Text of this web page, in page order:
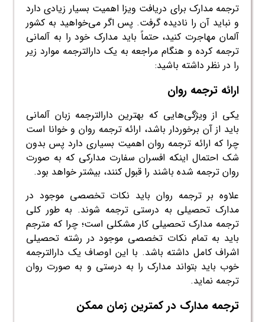
ترجمه مدارک برای دریافت ویزا اهمیت بسیار زیادی دارد
و نباید آن را نادیده گرفت. پس اگر می‌خواهید به کشور
آلمان مهاجرت کنید، حتماً باید مدارک خود را به آلمانی
ترجمه کرده و هنگام مراجعه به یک دارالترجمه موارد زیر
را در نظر داشته باشید:
ارائه ترجمه روان
یکی از ویژگی‌هایی که بهترین دارالترجمه زبان آلمانی
باید از آن برخوردار باشد، ارائه ترجمه روان و خوانا است
چرا که ارائه ترجمه روان اهمیت بسیاری دارد پس بدون
شک احتمال اینکه افسران سفارت مدارکی که به صورت
روان ترجمه شده باشند را قبول کنند، بیشتر خواهد بود.
علاوه بر ترجمه روان باید نکات تخصصی موجود در
مدارک تحصیلی به درستی ترجمه شوند. به طور کلی
ترجمه مدارک تحصیلی کار مشکلی است؛ چرا که مترجم
باید به تمام نکات تخصصی موجود در رشته تحصیلی
اشراف کامل داشته باشد. با این اوصاف یک دارالترجمه
خوب باید بتواند مدارک را به درستی و به صورت روان
ترجمه نماید.
ترجمه مدارک در کمترین زمان ممکن